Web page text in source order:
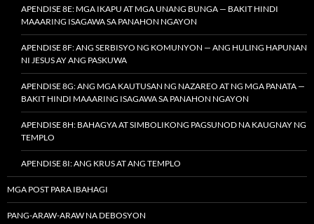
APENDISE 8E: MGA IKAPU AT MGA UNANG BUNGA — BAKIT HINDI
MAAARING ISAGAWA SA PANAHON NGAYON
APENDISE 8F: ANG SERBISYO NG KOMUNYON — ANG HULING HAPUNAN
NI JESUS AY ANG PASKUWA
APENDISE 8G: ANG MGA KAUTUSAN NG NAZAREO AT NG MGA PANATA —
BAKIT HINDI MAAARING ISAGAWA SA PANAHON NGAYON
APENDISE 8H: BAHAGYA AT SIMBOLIKONG PAGSUNOD NA KAUGNAY NG
TEMPLO
APENDISE 8I: ANG KRUS AT ANG TEMPLO
MGA POST PARA IBAHAGI
PANG-ARAW-ARAW NA DEBOSYON